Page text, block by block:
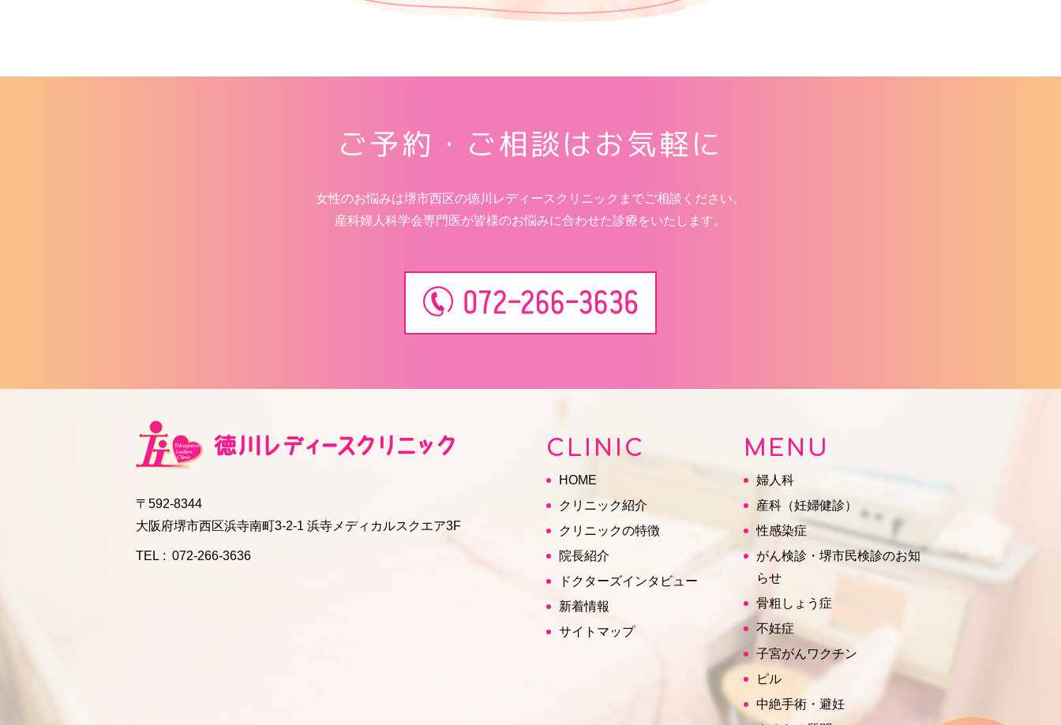
ご予約・ご相談はお気軽に
女性のお悩みは堺市西区の徳川レディースクリニックまでご相談ください。
産科婦人科学会専門医が皆様のお悩みに合わせた診療をいたします。
〒592-8344
大阪府堺市西区浜寺南町3-2-1 浜寺メディカルスクエア3F
TEL : 072-266-3636
CLINIC
HOME
クリニック紹介
クリニックの特徴
院長紹介
ドクターズインタビュー
新着情報
サイトマップ
MENU
婦人科
産科（妊婦健診）
性感染症
がん検診・堺市民検診のお知
らせ
骨粗しょう症
不妊症
子宮がんワクチン
ピル
中絶手術・避妊